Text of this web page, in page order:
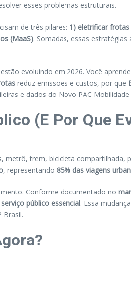
esses problemas estruturais.
de três pilares: 1) eletrificar frotas
(MaaS). Somadas, essas
evoluindo em 2026. Você
reduz emissões e custos, por que
e dados do Novo PAC
(E Por Que
trem, bicicleta compartilhada,
, representando 85% das viagens
Conforme documentado no
público essencial. Essa
Brasil.